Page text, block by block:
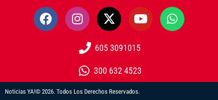
605 3091015
300 632 4523
Noticias YA!© 2026. Todos Los Derechos Reservados.